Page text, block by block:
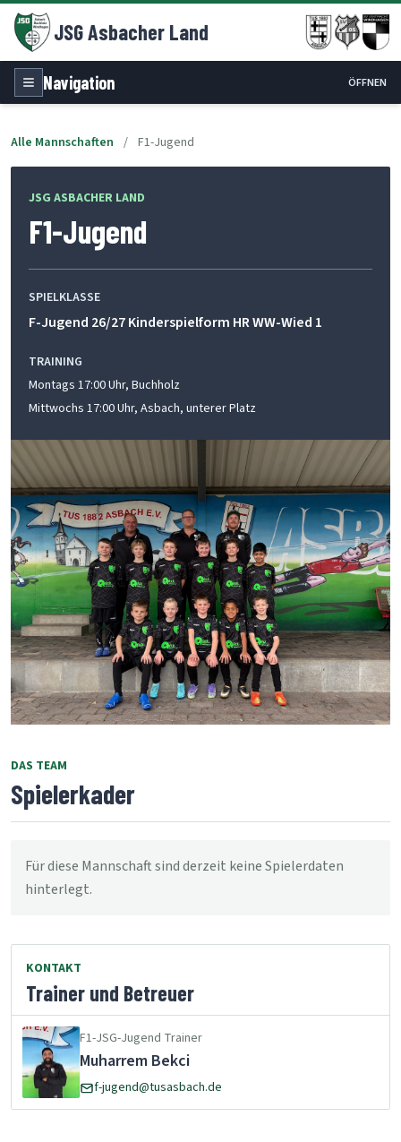
JSG Asbacher Land
Navigation ÖFFNEN
Alle Mannschaften / F1-Jugend
JSG ASBACHER LAND
F1-Jugend
SPIELKLASSE
F-Jugend 26/27 Kinderspielform HR WW-Wied 1
TRAINING
Montags 17:00 Uhr, Buchholz
Mittwochs 17:00 Uhr, Asbach, unterer Platz
DAS TEAM
Spielerkader
Für diese Mannschaft sind derzeit keine Spielerdaten
hinterlegt.
KONTAKT
Trainer und Betreuer
F1-JSG-Jugend Trainer
Muharrem Bekci
f-jugend@tusasbach.de